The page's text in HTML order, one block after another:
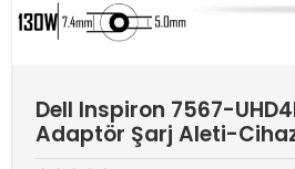
Dell Inspiron 7567-
Adaptör Şarj Aleti-